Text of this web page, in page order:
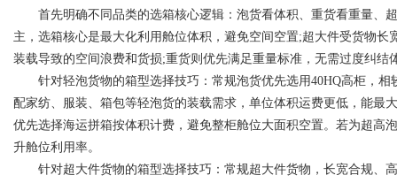
首先明确不同品类的选箱核心逻辑：泡货看体积、重货看重量、
主，选箱核心是最大化利用舱位体积，避免空间空置;超大件受货物
装载导致的空间浪费和货损;重货则优先满足重量标准，无需过度纠结
针对轻泡货物的箱型选择技巧：常规泡货优先选用40HQ高柜，相
配家纺、服装、箱包等轻泡货的装载需求，单位体积运费更低，能最
优先选择海运拼箱按体积计费，避免整柜舱位大面积空置。若为超高
升舱位利用率。
针对超大件货物的箱型选择技巧：常规超大件货物，长宽合规、